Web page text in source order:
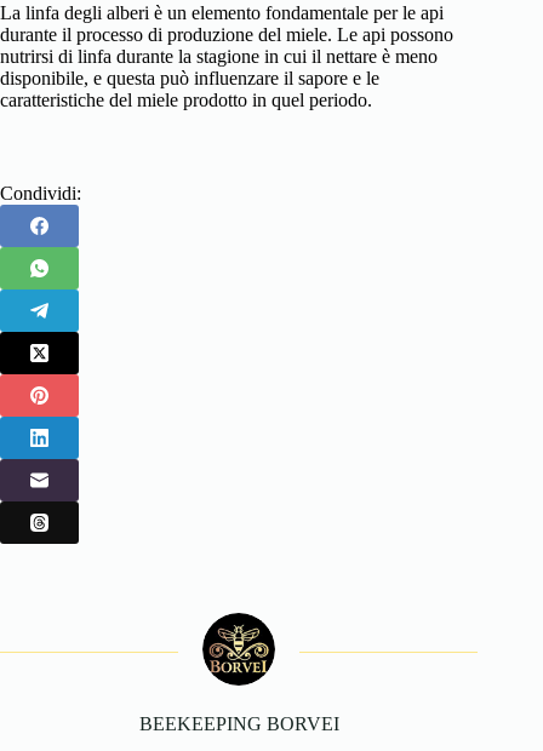
La linfa degli alberi è un elemento fondamentale per le api
durante il processo di produzione del miele. Le api possono
nutrirsi di linfa durante la stagione in cui il nettare è meno
disponibile, e questa può influenzare il sapore e le
caratteristiche del miele prodotto in quel periodo.
Condividi:
BEEKEEPING BORVEI